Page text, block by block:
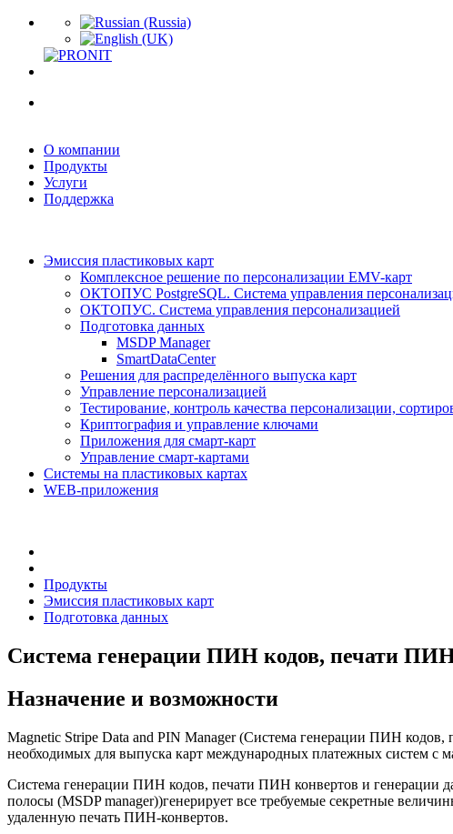
О компании
Продукты
Услуги
Поддержка
Эмиссия пластиковых карт
Комплексное решение по персонализации EMV-карт
ОКТОПУС PostgreSQL. Система управления
ОКТОПУС. Система управления персонализацией
Подготовка данных
MSDP Manager
SmartDataCenter
Решения для распределённого выпуска карт
Управление персонализацией
Тестирование, контроль качества персонализации,
Криптография и управление ключами
Приложения для смарт-карт
Управление смарт-картами
Системы на пластиковых картах
WEB-приложения
Продукты
Эмиссия пластиковых карт
Подготовка данных
Система генерации ПИН кодов, печати
Назначение и возможности
Magnetic Stripe Data and PIN Manager (Система генерации ПИН
необходимых для выпуска карт международных платежных систем
Система генерации ПИН кодов, печати ПИН конвертов и генерации
полосы (MSDP manager))генерирует все требуемые секретные
удаленную печать ПИН-конвертов.